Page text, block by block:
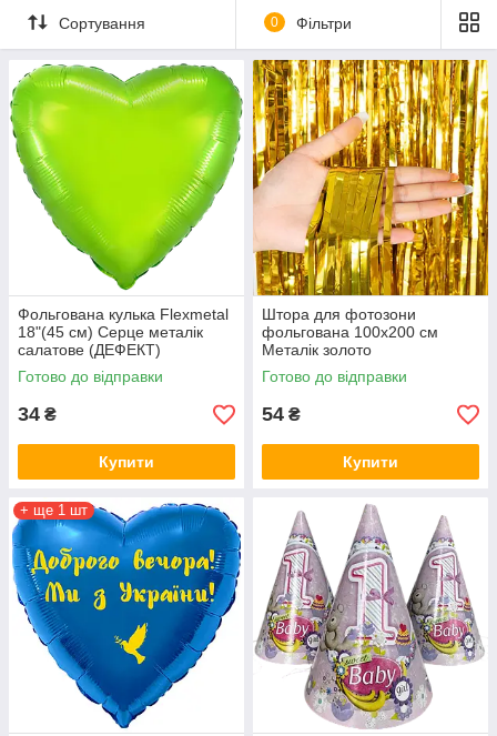
Сортування 0 Фільтри
Фольгована кулька Flexmetal
18"(45 см) Серце металік
салатове (ДЕФЕКТ)
Готово до відправки
34 ₴
Купити
Штора для фотозони
фольгована 100х200 см
Металік золото
Готово до відправки
54 ₴
Купити
+ ще 1 шт